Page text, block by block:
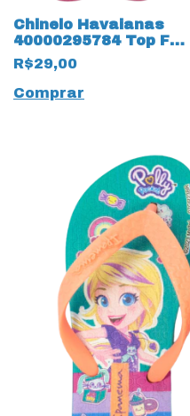
Chinelo Havaianas
40000295784 Top FC
Infantil 18238 Rosa
Flux
R$29,00
Comprar